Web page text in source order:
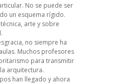
No se puede ser
un esquema rígido.
arte y sobre
no siempre ha
Muchos profesores
para transmitir
arquitectura.
han llegado y ahora